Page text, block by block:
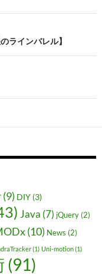
ラインバレル】
(9) DIY (3)
Java (7) jQuery (2)
(10) News (2)
(1) Uni-motion(1)
(91)